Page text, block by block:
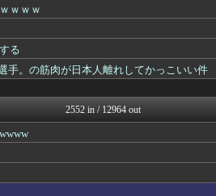
いたしん！
質問ある？まとめ速報
ぶる速-VIP
キニ速
まとめCUP
ラビット速報
ｗｗｗ
る
手。の筋肉が日本人離れしてかっこいい件
2552 in / 12964 out